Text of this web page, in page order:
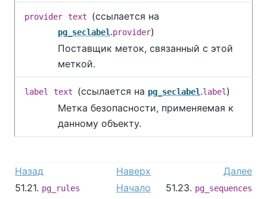
provider text (ссылается на
pg_seclabel.provider)
Поставщик меток, связанный с этой
меткой.
label text (ссылается на pg_seclabel.label )
Метка безопасности, применяемая к
данному объекту.
Назад Наверх
Далее
51.21. pg_rules Начало 51.23. pg_sequences